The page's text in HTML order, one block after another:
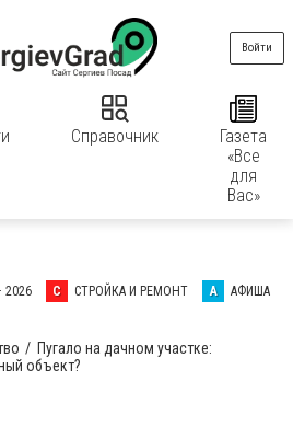
Справочник
Газета
«Все
для
Вас»
Войти
2026 С СТРОЙКА И РЕМОНТ А АФИША
Пугало на дачном участке:
объект?